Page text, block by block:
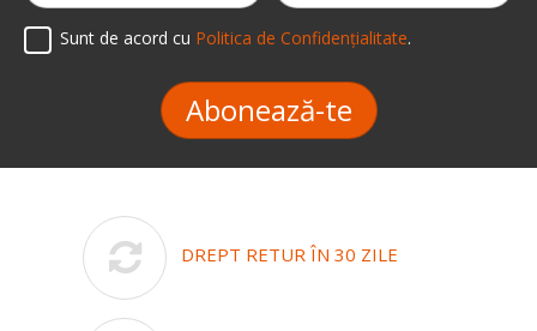
Sunt de acord cu Politica de Confidențialitate.
Abonează-te
DREPT RETUR ÎN 30 ZILE